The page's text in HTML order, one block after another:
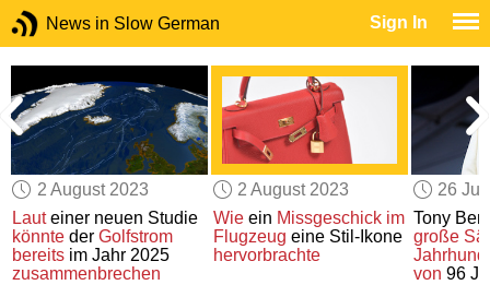
News in Slow German Sign In
2 August 2023
Lauteiner neuen Studie
könnte derGolfstrom
bereits im Jahr 2025
zusammenbrechen
2 August 2023
Wieein Missgeschick im
Flugzeug eine Stil-Ikone
hervorbrachte
26
Tony
große
von 96